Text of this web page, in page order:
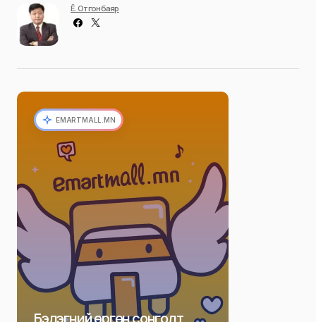
Ё. Отгонбаяр
EMARTMALL.MN